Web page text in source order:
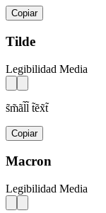
Copiar
Tilde
Legibilidad Media
s̃m̃ãl̃l̃ t̃ẽx̃t̃
Copiar
Macron
Legibilidad Media